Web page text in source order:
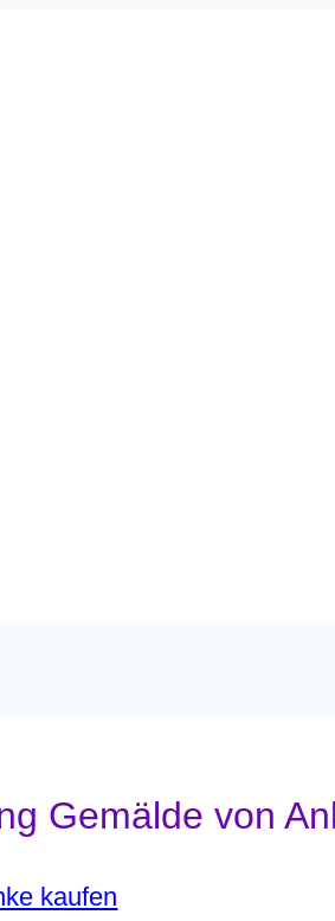
Gemälde von